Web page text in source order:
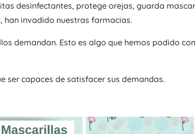
desinfectantes, protege orejas, guarda
han invadido nuestras farmacias.
demandan. Esto es algo que hemos podido
ser capaces de satisfacer sus demandas.